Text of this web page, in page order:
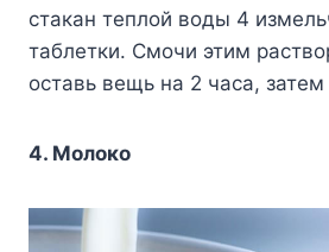
стакан теплой воды 4
таблетки. Смочи этим
оставь вещь на 2 часа, затем
4. Молоко